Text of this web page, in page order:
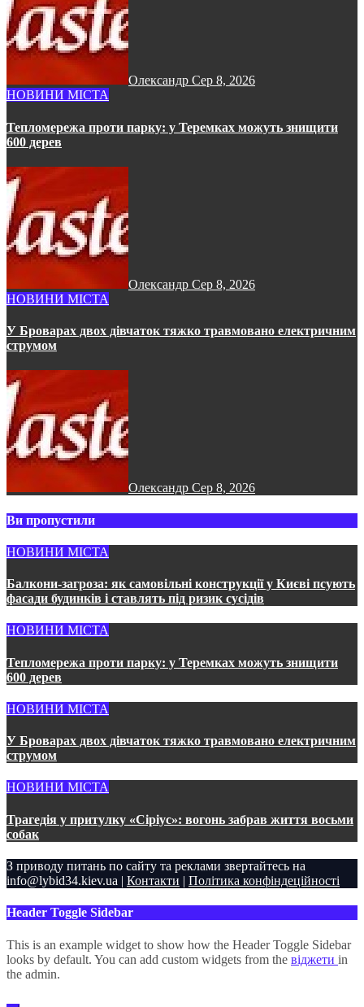
Олександр Сер 8, 2026
НОВИНИ МІСТА
Тепломережа проти парку: у Теремках можуть знищити
600 дерев
Олександр Сер 8, 2026
НОВИНИ МІСТА
У Броварах двох дівчаток тяжко травмовано електричним
струмом
Олександр Сер 8, 2026
Ви пропустили
НОВИНИ МІСТА
Балкони-загроза: як самовільні конструкції у Києві псують
фасади будинків і ставлять під ризик сусідів
НОВИНИ МІСТА
Тепломережа проти парку: у Теремках можуть знищити
600 дерев
НОВИНИ МІСТА
У Броварах двох дівчаток тяжко травмовано електричним
струмом
НОВИНИ МІСТА
Трагедія у притулку «Сіріус»: вогонь забрав життя восьми
собак
З приводу питань по сайту та реклами звертайтесь на
info@lybid34.kiev.ua | Контакти | Політика конфіндеційності
Header Toggle Sidebar
This is an example widget to show how the Header Toggle Sidebar
looks by default. You can add custom widgets from the віджети in
the admin.